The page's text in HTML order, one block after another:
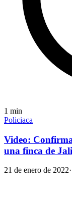
1 min
Policiaca
Video:
una finca de
21 de enero de 2022·